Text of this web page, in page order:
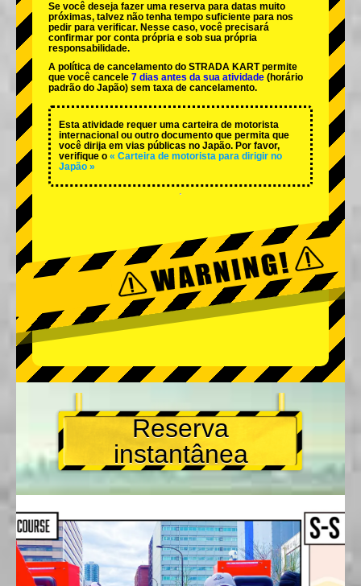
Se você deseja fazer uma reserva para datas muito
próximas, talvez não tenha tempo suficiente para nos
pedir para verificar. Nesse caso, você precisará
confirmar por conta própria e sob sua própria
responsabilidade.
A política de cancelamento do STRADA KART permite
que você cancele 7 dias antes da sua atividade (horário
padrão do Japão) sem taxa de cancelamento.
Esta atividade requer uma carteira de motorista
internacional ou outro documento que permita que
você dirija em vias públicas no Japão. Por favor,
verifique o « Carteira de motorista para dirigir no
Japão »
Reserva
instantânea